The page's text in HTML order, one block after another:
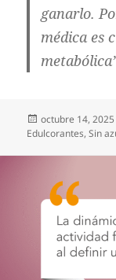
ganarlo.
médica es
Publicado
el
octubre 14, 2025
Edulcorantes,Sin